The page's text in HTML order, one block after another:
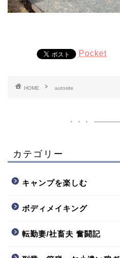
Pocket
HOME autosite
カテゴリー
キャンプを楽しむ
ボディメイキング
転勤妻/社畜夫 奮闘記